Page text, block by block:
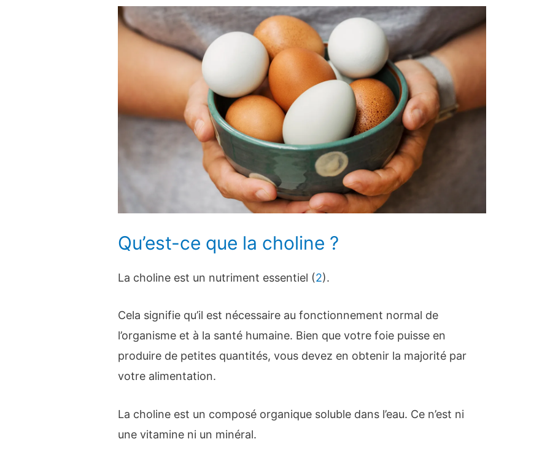
Qu’est-ce que la choline ?
La choline est un nutriment essentiel (2).
Cela signifie qu’il est nécessaire au fonctionnement normal de
l’organisme et à la santé humaine. Bien que votre foie puisse en
produire de petites quantités, vous devez en obtenir la majorité par
votre alimentation.
La choline est un composé organique soluble dans l’eau. Ce n’est ni
une vitamine ni un minéral.